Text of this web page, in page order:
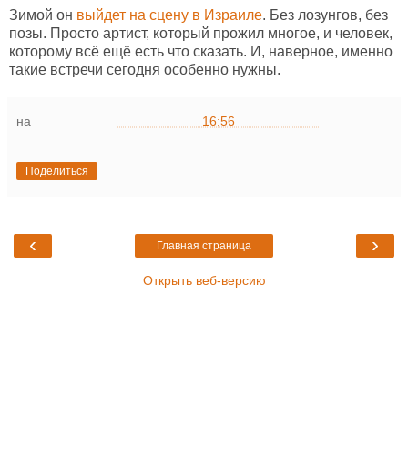
Зимой он выйдет на сцену в Израиле. Без лозунгов, без
позы. Просто артист, который прожил многое, и человек,
которому всё ещё есть что сказать. И, наверное, именно
такие встречи сегодня особенно нужны.
на 16:56
Поделиться
‹ ›
Главная страница
Открыть веб-версию